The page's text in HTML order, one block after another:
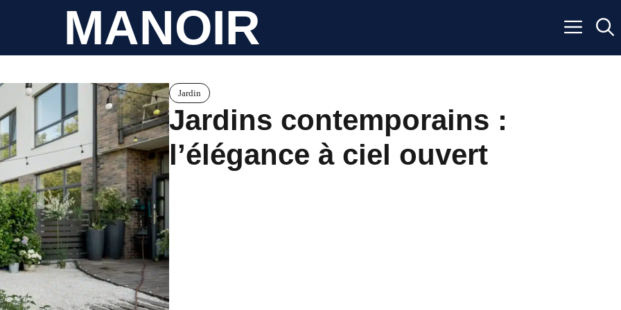
MANOIR
Jardin
Jardins contemporains :
l’élégance à ciel ouvert